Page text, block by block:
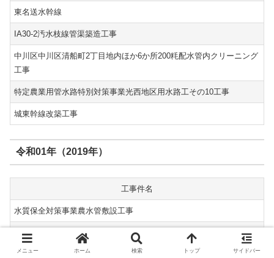
東名送水幹線
IA30-2汚水枝線管渠築造工事
中川区中川区清船町2丁目地内ほか6か所200粍配水管内クリーニング
工事
特定農業用管水路特別対策事業光西地区用水路工その10工事
城東幹線改築工事
令和01年（2019年）
工事件名
水質保全対策事業農水管敷設工事
大治浄水場発電機設備工事
令和元年度大垣管路内施設修繕工事
メニュー ホーム 検索 トップ サイドバー